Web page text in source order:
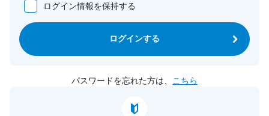
ログイン情報を保持する
ログインする
パスワードを忘れた方は、 こちら